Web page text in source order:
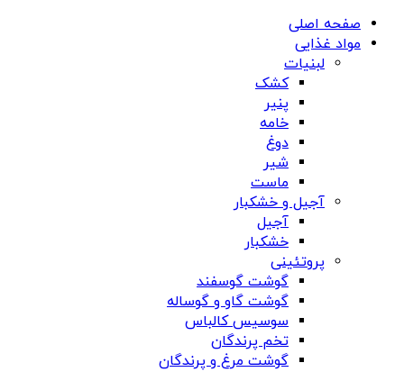
صفحه اصلی
مواد غذایی
لبنیات
کشک
پنیر
خامه
دوغ
شیر
ماست
آجیل و خشکبار
آجیل
خشکبار
پروتئینی
گوشت گوسفند
گوشت گاو و گوساله
سوسیس کالباس
تخم پرندگان
گوشت مرغ و پرندگان